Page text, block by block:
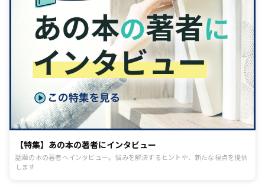
【特集】あの本の著者にインタビュー
話題の本の著者へインタビュー。悩みを解決するヒントや、新たな視点を提供
します